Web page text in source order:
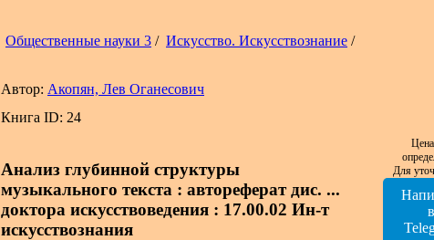
Общественные науки 3 / Искусство. Искусствознание /
Автор: Акопян, Лев Оганесович
Книга ID: 24
Анализ глубинной структуры
музыкального текста : автореферат дис. ...
доктора искусствоведения : 17.00.02 Ин-т
искусствознания
Для
в